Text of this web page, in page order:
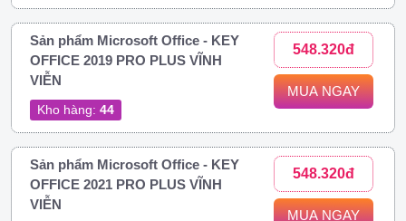
Sản phẩm Microsoft Office - KEY
OFFICE 2019 PRO PLUS VĨNH
VIỄN
Kho hàng: 44
548.320đ
MUA NGAY
Sản phẩm Microsoft Office - KEY
OFFICE 2021 PRO PLUS VĨNH
VIỄN
548.320đ
MUA NGAY